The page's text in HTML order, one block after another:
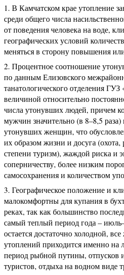
В Камчатском крае утопление
среди общего числа
от поведения человека на воде,
географических условий
меняться в сторону повышения
Процентное соотношение
по данным Елизовского
танатологического отделения
величиной относительно
числа утонувших людей, причем
мужчин значительно (в 8–8,5
утонувших женщин, что
их образом жизни и досуга
степени туризм), жаждой риска и
соперничеству, более низким
самосохранения и количеством
Географическое положение и
малокомфортны для купания в
реках, так как большинство
самый теплый период года –
остается достаточно холодной,
утоплений приходится именно на
период рыбной путины, отпусков
туристов, отдыха на водном виде